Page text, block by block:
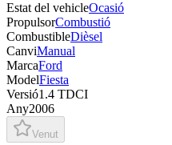
Estat del vehicleOcasió
PropulsorCombustió
CombustibleDièsel
CanviManual
MarcaFord
ModelFiesta
Versió1.4 TDCI
Any2006
Venut